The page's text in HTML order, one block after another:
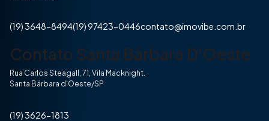
(19) 3648-8494(19) 97423-0446contato@imovibe.com.br
Contato Santa Bárbara D'Oeste
Rua Carlos Steagall, 71, Vila Macknight.
Santa Bárbara d'Oeste/SP
(19) 3626-1813